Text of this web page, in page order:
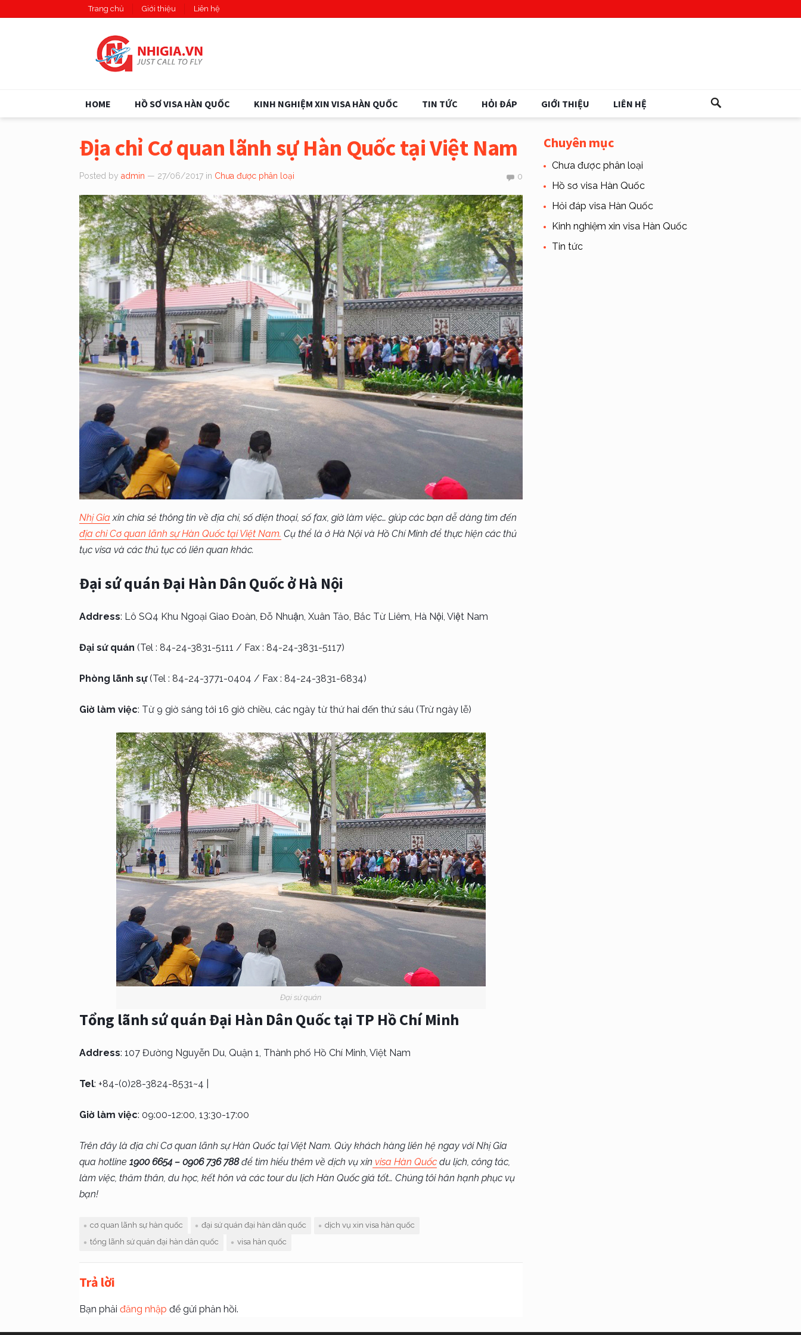
Trang chủ Giới thiệu Liên hệ
HOME HỒ SƠ VISA HÀN QUỐC KINH NGHIỆM XIN VISA HÀN QUỐC TIN TỨC HỎI ĐÁP GIỚI THIỆU LIÊN HỆ
Địa chỉ Cơ quan lãnh sự Hàn Quốc tại Việt Nam
Posted by admin — 27/06/2017 in Chưa được phân loại 0
Nhị Gia xin chia sẻ thông tin về địa chỉ, số điện thoại, số fax, giờ làm việc… giúp các bạn dễ dàng tìm đến
địa chỉ Cơ quan lãnh sự Hàn Quốc tại Việt Nam. Cụ thể là ở Hà Nội và Hồ Chí Minh để thực hiện các thủ
tục visa và các thủ tục có liên quan khác.
Đại sứ quán Đại Hàn Dân Quốc ở Hà Nội
Address: Lô SQ4 Khu Ngoại Giao Đoàn, Đỗ Nhuận, Xuân Tảo, Bắc Từ Liêm, Hà Nội, Việt Nam
Đại sứ quán (Tel : 84-24-3831-5111 / Fax : 84-24-3831-5117)
Phòng lãnh sự(Tel : 84-24-3771-0404 / Fax : 84-24-3831-6834)
Giờ làm việc: Từ 9 giờ sáng tới 16 giờ chiều, các ngày từ thứ hai đến thứ sáu (Trừ ngày lễ)
Đại sứ quán
Tổng lãnh sứ quánĐại Hàn Dân Quốc tại TP Hồ Chí Minh
Address: 107 Đường Nguyễn Du, Quận 1, Thành phố Hồ Chí Minh, Việt Nam
Tel: +84-(0)28-3824-8531~4 |
Giờ làm việc: 09:00-12:00, 13:30-17:00
Trên đây là địa chỉ Cơ quan lãnh sự Hàn Quốc tại Việt Nam. Qúy khách hàng liên hệ ngay với Nhị Gia
qua hotline 1900 6654 – 0906 736 788để tìm hiểu thêm về dịch vụ xin visa Hàn Quốcdu lịch, công tác,
làm việc, thăm thân, du học, kết hôn và các tour du lịch Hàn Quốc giá tốt… Chúng tôi hân hạnh phục vụ
bạn!
cơ quan lãnh sự hàn quốc đại sứ quán đại hàn dân quốc
dịch vụ xin visa hàn quốc
tổng lãnh sứ quán đại hàn dân quốc
visa hàn quốc
Trả lời
Bạn phải đăng nhập để gửi phản hồi.
Chuyên mục
Chưa được phân loại
Hồ sơ visa Hàn Quốc
Hỏi đáp visa Hàn Quốc
Kinh nghiệm xin visa Hàn Quốc
Tin tức